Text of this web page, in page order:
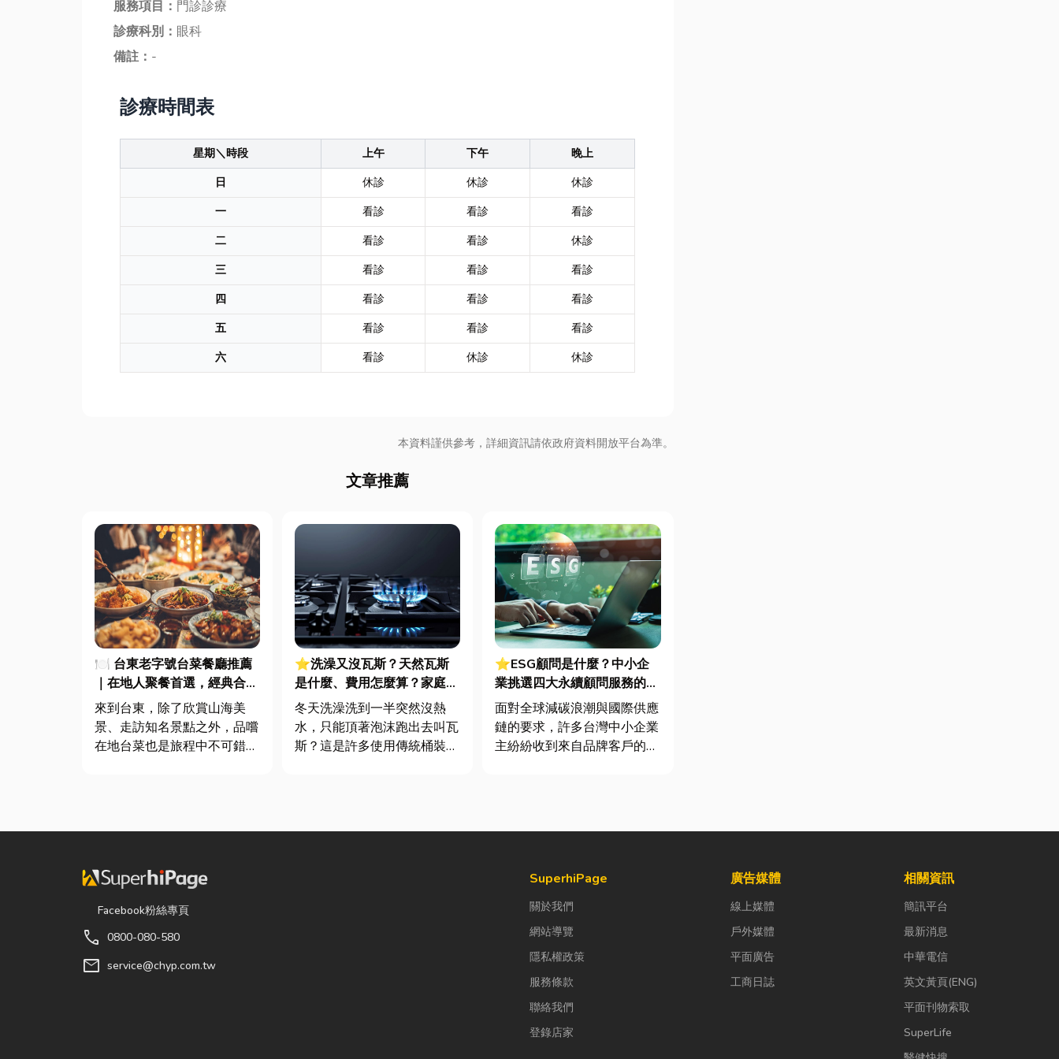
服務項目： 門診診療
診療科別： 眼科
備註： -
診療時間表
星期＼時段 上午 下午
晚上
日
休診 休診
休診
一
看診 看診
看診
二
看診 看診
休診
三
看診 看診
看診
四
看診 看診
看診
五
看診 看診
看診
六
看診 休診 休診
本資料謹供參考，詳細資訊請依政府資料開放平台為準。
文章推薦
🍽️ 台東老字號台菜餐廳推薦
｜在地人聚餐首選，經典合菜
一次滿足
來到台東，除了欣賞山海美
景、走訪知名景點之外，品嚐
在地台菜也是旅程中不可錯過
色的...
⭐洗澡又沒瓦斯？天然瓦斯
是什麼、費用怎麼算？家庭能
源選擇與配管工程全解析
冬天洗澡洗到一半突然沒熱
水，只能頂著泡沫跑出去叫瓦
斯？這是許多使用傳統桶裝瓦
⭐ESG顧問是什麼？中小企
業挑選四大永續顧問服務的實
用指南
面對全球減碳浪潮與國際供應
鏈的要求，許多台灣中小企業
主紛紛收到來自品牌客戶的調
Facebook粉絲專頁
call 0800-080-580
mail service@chyp.com.tw
SuperhiPage
關於我們
網站導覽
隱私權政策
服務條款
聯絡我們
登錄店家
廣告媒體
線上媒體
戶外媒體
平面廣告
工商日誌
相關資訊
簡訊平台
最新消息
中華電信
英文黃頁(ENG)
平面刊物索取
SuperLife